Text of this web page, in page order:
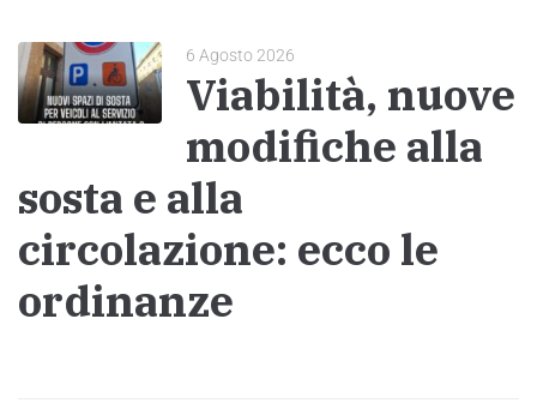
6 Agosto 2026
Viabilità, nuove
modifiche alla
sosta e alla
circolazione: ecco le
ordinanze